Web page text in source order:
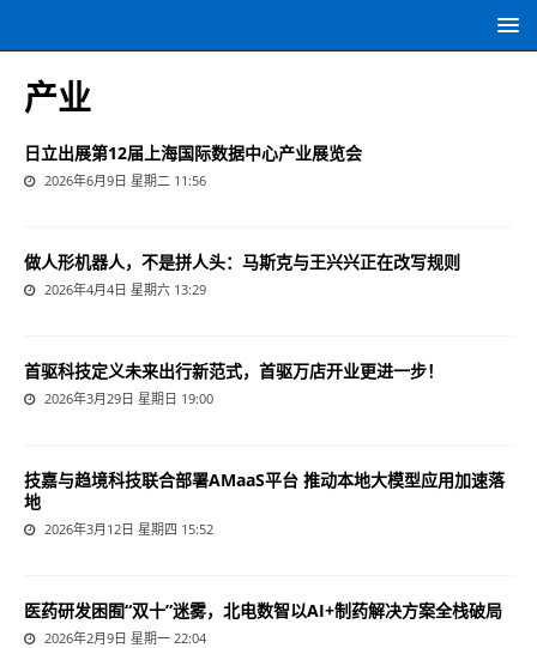
产业
日立出展第12届上海国际数据中心产业展览会
2026年6月9日 星期二 11:56
做人形机器人，不是拼人头：马斯克与王兴兴正在改写规则
2026年4月4日 星期六 13:29
首驱科技定义未来出行新范式，首驱万店开业更进一步！
2026年3月29日 星期日 19:00
技嘉与趋境科技联合部署AMaaS平台 推动本地大模型应用加速落
地
2026年3月12日 星期四 15:52
医药研发困囿“双十”迷雾，北电数智以AI+制药解决方案全栈破局
2026年2月9日 星期一 22:04